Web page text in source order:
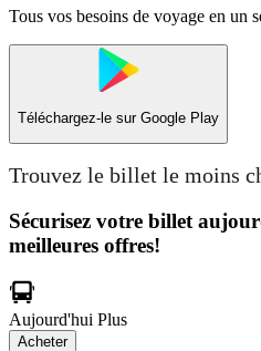
Tous vos besoins de voyage en un
Téléchargez-le sur Google Play
Trouvez le billet le moins
Sécurisez votre billet
meilleures offres!
Aujourd'hui Plus
Acheter